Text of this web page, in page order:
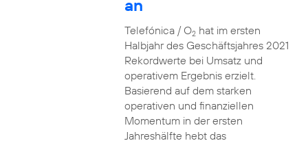
an
Telefónica / O2hat im ersten
Halbjahr des Geschäftsjahres 2021
Rekordwerte bei Umsatz und
operativem Ergebnis erzielt.
Basierend auf dem starken
operativen und finanziellen
Momentum in der ersten
Jahreshälfte hebt das